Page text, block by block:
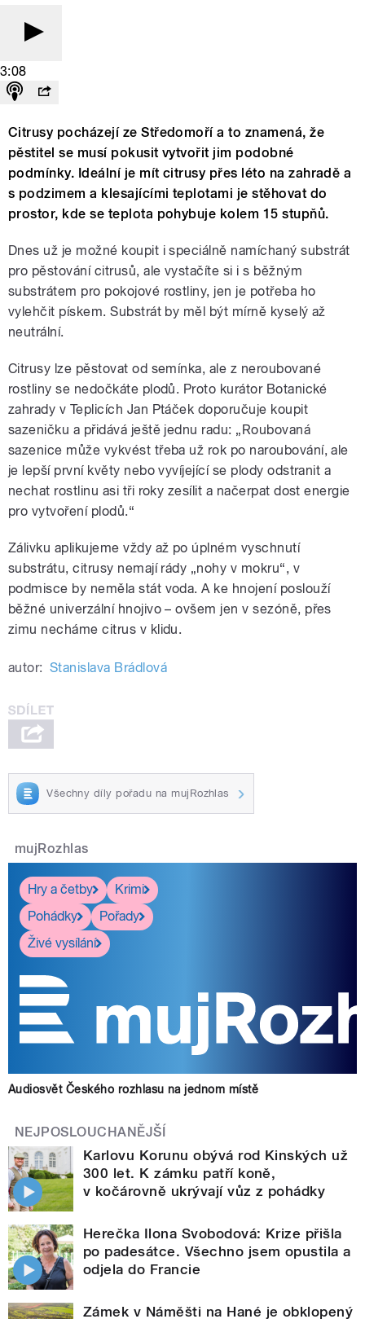
3:08
Citrusy pocházejí ze Středomoří a to znamená, že
pěstitel se musí pokusit vytvořit jim podobné
podmínky. Ideální je mít citrusy přes léto na zahradě a
s podzimem a klesajícími teplotami je stěhovat do
prostor, kde se teplota pohybuje kolem 15 stupňů.
Dnes už je možné koupit i speciálně namíchaný substrát
pro pěstování citrusů, ale vystačíte si i s běžným
substrátem pro pokojové rostliny, jen je potřeba ho
vylehčit pískem. Substrát by měl být mírně kyselý až
neutrální.
Citrusy lze pěstovat od semínka, ale z neroubované
rostliny se nedočkáte plodů. Proto kurátor Botanické
zahrady v Teplicích Jan Ptáček doporučuje koupit
sazeničku a přidává ještě jednu radu: „Roubovaná
sazenice může vykvést třeba už rok po naroubování, ale
je lepší první květy nebo vyvíjející se plody odstranit a
nechat rostlinu asi tři roky zesílit a načerpat dost energie
pro vytvoření plodů.“
Zálivku aplikujeme vždy až po úplném vyschnutí
substrátu, citrusy nemají rády „nohy v mokru“, v
podmisce by neměla stát voda. A ke hnojení poslouží
běžné univerzální hnojivo – ovšem jen v sezóně, přes
zimu necháme citrus v klidu.
autor: Stanislava Brádlová
Všechny díly pořadu na mujRozhlas
mujRozhlas
Hry a četby
Krimi
Pohádky
Pořady
Živé vysílání
Audiosvět Českého rozhlasu na jednom místě
NEJPOSLOUCHANĚJŠÍ
Karlovu Korunu obývá rod Kinských už
300 let. K zámku patří koně,
v kočárovně ukrývají vůz z pohádky
Herečka Ilona Svobodová: Krize přišla
po padesátce. Všechno jsem opustila a
odjela do Francie
Zámek v Náměšti na Hané je obklopený